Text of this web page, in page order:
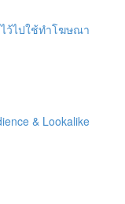
ว้ไปใช้ทำโฆษณา
& Lookalike